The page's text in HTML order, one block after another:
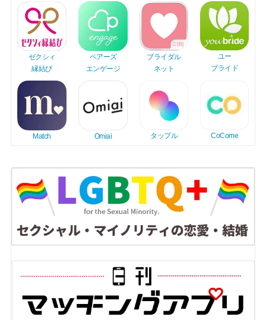
ゼクシィ
縁結び
ペアーズ
エンゲージ
ブライダル
ネット
ユー
ブライド
Match Omiai タップル CoCome